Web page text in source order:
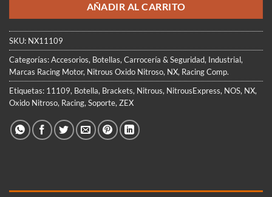
AÑADIR AL CARRITO
SKU: NX11109
Categorías:Accesorios, Botellas,Carrocería & Seguridad, Industrial,
Marcas Racing Motor, Nitrous Oxido Nitroso, NX, Racing Comp.
Etiquetas: 11109, Botella, Brackets, Nitrous, NitrousExpress, NOS, NX,
Oxido Nitroso, Racing,Soporte,ZEX